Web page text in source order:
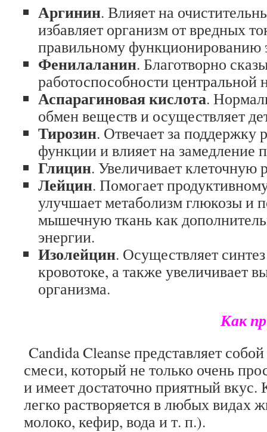
Аргинин. Влияет на
избавляет организм от вредных
правильному функционированию
Фенилаланин. Благотворно
работоспособности центральной
Аспарагиновая кислота.
обмен веществ и осуществляет
Тирозин. Отвечает за поддержку
функции и влияет на замедление
Глицин. Увеличивает клеточную
Лейцин. Помогает
улучшает метаболизм глюкозы и
мышечную ткань как
энергии.
Изолейцин. Осуществляет
кровотоке, а также увеличивает
организма.
Как
Candida Cleanse представляет
смеси, который не только очень
и имеет достаточно приятный вкус.
легко растворяется в любых видах
молоко, кефир, вода и т. п.).